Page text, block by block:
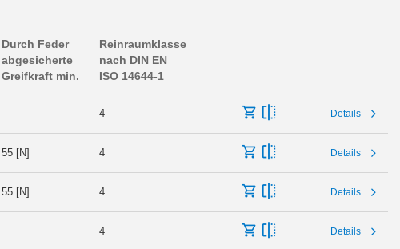
Durch Feder
abgesicherte
Greifkraft min.
Reinraumklasse
nach DIN EN
ISO 14644-1
4 Details
55 [N] 4 Details
55 [N] 4 Details
4 Details